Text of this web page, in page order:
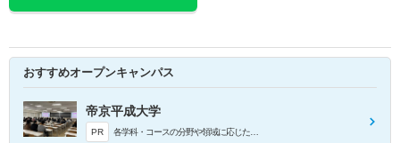
おすすめオープンキャンパス
帝京平成大学
PR 各学科・コースの分野や領域に応じた特色ある授業が体験できます。自分が興味のある授業を体験し、大学で行われる授業の雰囲気を実際の講義室で味わうことができます。各日2回実施するため、2つの学科の授業を体験することができます。